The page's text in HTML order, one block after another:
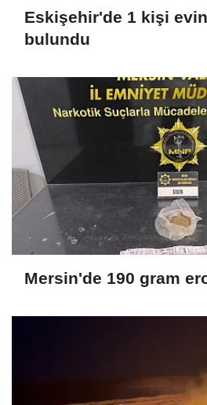
Eskişehir'de 1 kişi
bulundu
Mersin'de 190 gram